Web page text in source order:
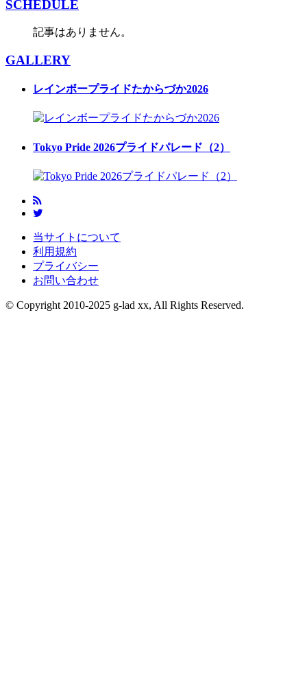
SCHEDULE
記事はありません。
GALLERY
レインボープライドたからづか2026
Tokyo Pride 2026プライドパレード（2）
当サイトについて
利用規約
プライバシー
お問い合わせ
© Copyright 2010-2025 g-lad xx, All Rights Reserved.